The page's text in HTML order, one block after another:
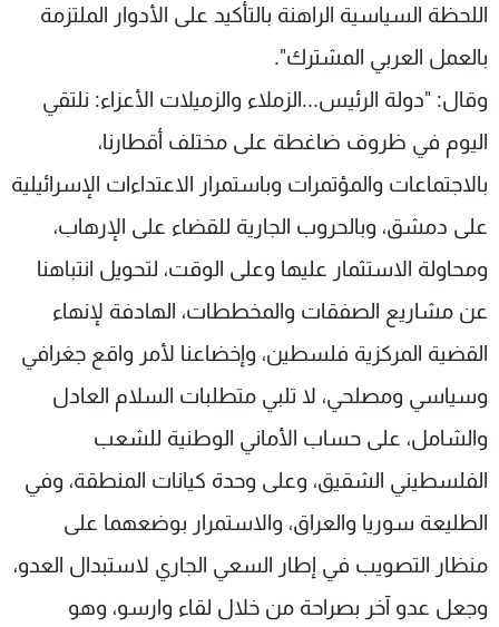
اللحظة السياسية الراهنة بالتأكيد على الأدوار الملتزمة
بالعمل العربي المشترك".
وقال: "دولة الرئيس...الزملاء والزميلات الأعزاء: نلتقي
اليوم في ظروف ضاغطة على مختلف أقطارنا،
بالاجتماعات والمؤتمرات وباستمرار الاعتداءات الإسرائيلية
على دمشق، وبالحروب الجارية للقضاء على الإرهاب،
ومحاولة الاستثمار عليها وعلى الوقت، لتحويل انتباهنا
عن مشاريع الصفقات والمخططات، الهادفة لإنهاء
القضية المركزية فلسطين، وإخضاعنا لأمر واقع جغرافي
وسياسي ومصلحي، لا تلبي متطلبات السلام العادل
والشامل، على حساب الأماني الوطنية للشعب
الفلسطيني الشقيق، وعلى وحدة كيانات المنطقة، وفي
الطليعة سوريا والعراق، والاستمرار بوضعهما على
منظار التصويب في إطار السعي الجاري لاستبدال العدو،
وجعل عدو آخر بصراحة من خلال لقاء وارسو، وهو